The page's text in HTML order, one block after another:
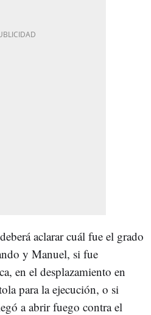
aclarar cuál fue el grado
y Manuel, si fue
en el desplazamiento en
para la ejecución, o si
a abrir fuego contra el